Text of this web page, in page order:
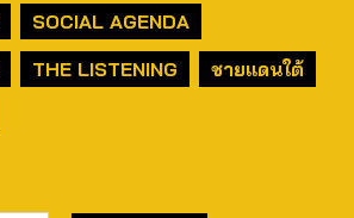
SOCIAL AGENDA
THE LISTENING
ชายแดนใต้